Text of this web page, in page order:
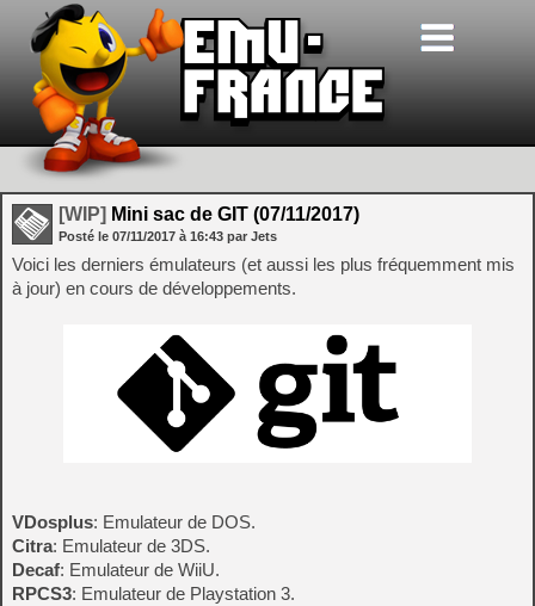
[WIP] Mini sac de GIT (07/11/2017)
Posté le 07/11/2017 à 16:43 par Jets
Voici les derniers émulateurs (et aussi les plus fréquemment mis
à jour) en cours de développements.
VDosplus: Emulateur de DOS.
Citra: Emulateur de 3DS.
Decaf: Emulateur de WiiU.
RPCS3: Emulateur de Playstation 3.